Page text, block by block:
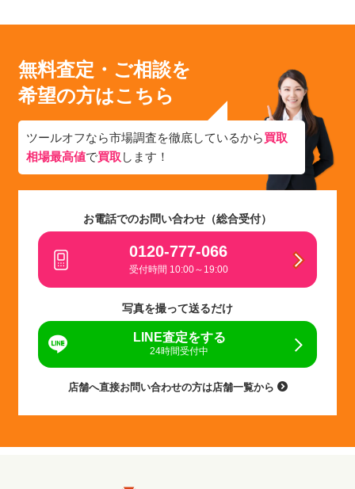
無料査定・ご相談を
希望の方はこちら
ツールオフなら市場調査を徹底しているから買取
相場最高値で買取 します！
お電話でのお問い合わせ（総合受付）
0120-777-066
受付時間 10:00～19:00
写真を撮って送るだけ
LINE査定をする
24時間受付中
店舗へ直接お問い合わせの方は店舗一覧から